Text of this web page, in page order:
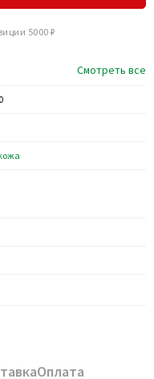
Смотреть все
5000 ₽
Оплата